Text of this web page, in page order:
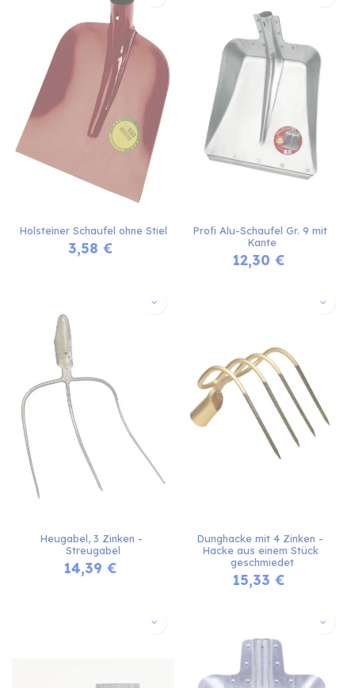
Holsteiner Schaufel ohne Stiel
3,58 €
Profi Alu-Schaufel Gr. 9 mit
Kante
12,30 €
Heugabel, 3 Zinken -
Streugabel
14,39 €
Dunghacke mit 4 Zinken -
Hacke aus einem Stück
geschmiedet
15,33 €